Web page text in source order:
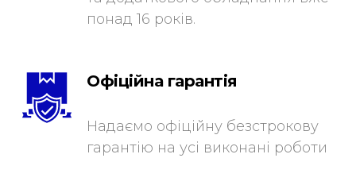
понад 16 років.
Офіційна гарантія
Надаємо офіційну безстрокову
гарантію на усі виконані роботи